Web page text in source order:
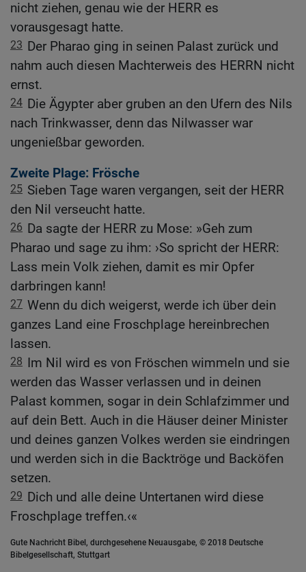
nicht ziehen, genau wie der HERR es
vorausgesagt hatte.
23 Der Pharao ging in seinen Palast zurück und
nahm auch diesen Machterweis des HERRN nicht
ernst.
24 Die Ägypter aber gruben an den Ufern des Nils
nach Trinkwasser, denn das Nilwasser war
ungenießbar geworden.
Zweite Plage: Frösche
25 Sieben Tage waren vergangen, seit der HERR
den Nil verseucht hatte.
26 Da sagte der HERR zu Mose: »Geh zum
Pharao und sage zu ihm: ›So spricht der HERR:
Lass mein Volk ziehen, damit es mir Opfer
darbringen kann!
27 Wenn du dich weigerst, werde ich über dein
ganzes Land eine Froschplage hereinbrechen
lassen.
28 Im Nil wird es von Fröschen wimmeln und sie
werden das Wasser verlassen und in deinen
Palast kommen, sogar in dein Schlafzimmer und
auf dein Bett. Auch in die Häuser deiner Minister
und deines ganzen Volkes werden sie eindringen
und werden sich in die Backtröge und Backöfen
setzen.
29 Dich und alle deine Untertanen wird diese
Froschplage treffen.‹«
Gute Nachricht Bibel, durchgesehene Neuausgabe, © 2018 Deutsche
Bibelgesellschaft, Stuttgart